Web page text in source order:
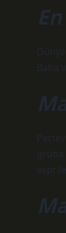
Baba
gruba